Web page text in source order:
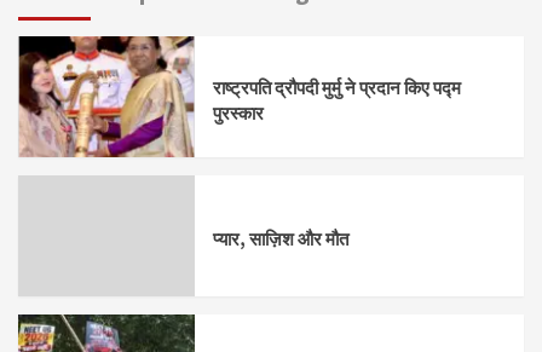
राष्ट्रपति द्रौपदी मुर्मु ने प्रदान किए पद्म
पुरस्कार
प्यार, साज़िश और मौत